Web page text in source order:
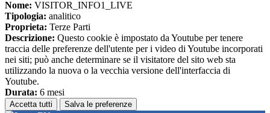
Nome: VISITOR_INFO1_LIVE
Tipologia: analitico
Proprieta: Terze Parti
Descrizione: Questo cookie è impostato da Youtube per tenere
traccia delle preferenze dell'utente per i video di Youtube incorporati
nei siti; può anche determinare se il visitatore del sito web sta
utilizzando la nuova o la vecchia versione dell'interfaccia di
Youtube.
Durata: 6 mesi
Accetta tutti Salva le preferenze